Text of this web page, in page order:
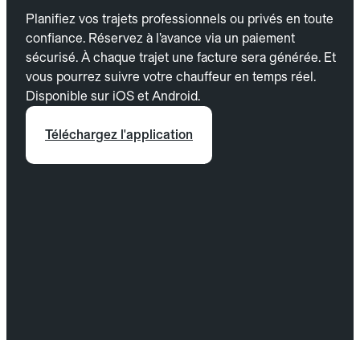
Planifiez vos trajets professionnels ou privés en toute
confiance. Réservez à l’avance via un paiement
sécurisé. À chaque trajet une facture sera générée. Et
vous pourrez suivre votre chauffeur en temps réel.
Disponible sur iOS et Android.
Téléchargez l'application